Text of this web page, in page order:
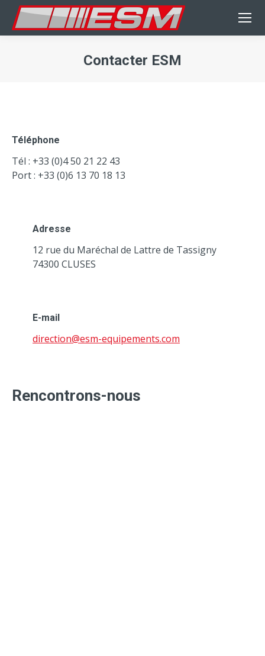
Contacter ESM
Téléphone
Tél : +33 (0)4 50 21 22 43
Port : +33 (0)6 13 70 18 13
Adresse
12 rue du Maréchal de Lattre de Tassigny
74300 CLUSES
E-mail
direction@esm-equipements.com
Rencontrons-nous